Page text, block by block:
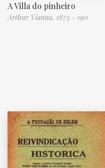
A Villa do pinheiro
Arthur Vianna, 1873 - 1911